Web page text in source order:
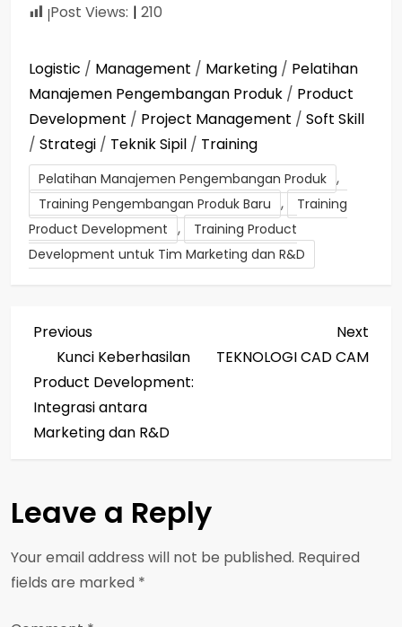
Post Views: 210
Logistic / Management / Marketing / Pelatihan
Manajemen Pengembangan Produk / Product
Development / Project Management / Soft Skill
/ Strategi / Teknik Sipil / Training
Pelatihan Manajemen Pengembangan Produk ,
Training Pengembangan Produk Baru ,
Training
Product Development ,
Training Product
Development untuk Tim Marketing dan R&D
P
o
s
n
a
v
i
Previous
Post
Previous
Kunci Keberhasilan
Product Development:
Integrasi antara
Marketing dan R&D
Post
Next
TEKNOLOGI CAD CAM
Leave a Reply
Your email address will not be published. Required
fields are marked *